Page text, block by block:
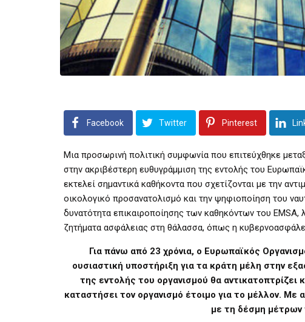
Facebook Twitter Pinterest
Μια προσωρινή πολιτική συμφωνία που επιτεύχθηκε
στην ακριβέστερη ευθυγράμμιση της εντολής του
εκτελεί σημαντικά καθήκοντα που σχετίζονται με την
οικολογικό προσανατολισμό και την ψηφιοποίηση του
δυνατότητα επικαιροποίησης των καθηκόντων του
ζητήματα ασφάλειας στη θάλασσα, όπως η
Για πάνω από 23 χρόνια, ο Ευρωπαϊκός
ουσιαστική υποστήριξη για τα κράτη μέλη στην
της εντολής του οργανισμού θα
καταστήσει τον οργανισμό έτοιμο για το μέλλον.
με τη δέσμη μέτρων